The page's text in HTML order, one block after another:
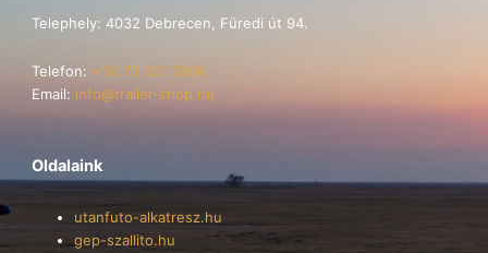
Telephely: 4032 Debrecen, Füredi út 94.
Telefon: +36 70 621 7696
Email: info@trailer-shop.hu
Oldalaink
utanfuto-alkatresz.hu
gep-szallito.hu